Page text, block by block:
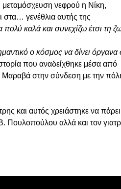
νεφρού η Νίκη,
στα… γενέθλια αυτής της
καλά και συνεχίζω έτσι τη
ο κόσμος να δίνει όργανα
που αναδείχθηκε μέσα από
στην σύνδεση με την
και αυτός χρειάστηκε να πάρει
Πουλοπούλου αλλά και τον